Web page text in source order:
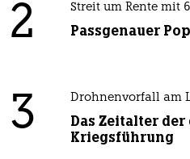
2 Streit um Rente mit
Passgenauer
3 Drohnenvorfall am
Das Zeitalter
Kriegsführung